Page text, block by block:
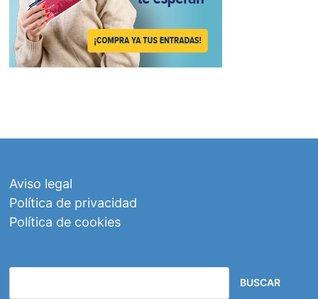
Aviso legal
Política de privacidad
Política de cookies
BUSCAR